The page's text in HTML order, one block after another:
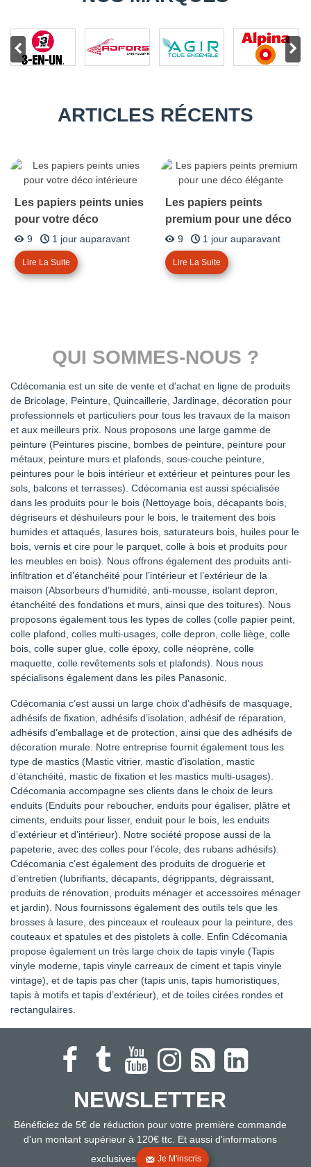
ARTICLES RÉCENTS
Les papiers peints unies
pour votre déco
intérieure
9 1 jour auparavant
Lire La Suite
Les papiers peints
premium pour une déco
élégante
9 1 jour auparavant
Lire La Suite
QUI SOMMES-NOUS ?
Cdécomania est un site de vente et d'achat en ligne de produits
de Bricolage, Peinture, Quincaillerie, Jardinage, décoration pour
professionnels et particuliers pour tous les travaux de la maison
et aux meilleurs prix. Nous proposons une large gamme de
peinture (Peintures piscine, bombes de peinture, peinture pour
métaux, peinture murs et plafonds, sous-couche peinture,
peintures pour le bois intérieur et extérieur et peintures pour les
sols, balcons et terrasses). Cdécomania est aussi spécialisée
dans les produits pour le bois (Nettoyage bois, décapants bois,
dégriseurs et déshuileurs pour le bois, le traitement des bois
humides et attaqués, lasures bois, saturateurs bois, huiles pour le
bois, vernis et cire pour le parquet, colle à bois et produits pour
les meubles en bois). Nous offrons également des produits anti-
infiltration et d’étanchéité pour l’intérieur et l’extérieur de la
maison (Absorbeurs d’humidité, anti-mousse, isolant depron,
étanchéité des fondations et murs, ainsi que des toitures). Nous
proposons également tous les types de colles (colle papier peint,
colle plafond, colles multi-usages, colle depron, colle liège, colle
bois, colle super glue, colle époxy, colle néoprène, colle
maquette, colle revêtements sols et plafonds). Nous nous
spécialisons également dans les piles Panasonic.
Cdécomania c’est aussi un large choix d’adhésifs de masquage,
adhésifs de fixation, adhésifs d’isolation, adhésif de réparation,
adhésifs d’emballage et de protection, ainsi que des adhésifs de
décoration murale. Notre entreprise fournit également tous les
type de mastics (Mastic vitrier, mastic d’isolation, mastic
d’étanchéité, mastic de fixation et les mastics multi-usages).
Cdécomania accompagne ses clients dans le choix de leurs
enduits (Enduits pour reboucher, enduits pour égaliser, plâtre et
ciments, enduits pour lisser, enduit pour le bois, les enduits
d’extérieur et d’intérieur). Notre société propose aussi de la
papeterie, avec des colles pour l’école, des rubans adhésifs).
Cdécomania c’est également des produits de droguerie et
d’entretien (lubrifiants, décapants, dégrippants, dégraissant,
produits de rénovation, produits ménager et accessoires ménager
et jardin). Nous fournissons également des outils tels que les
brosses à lasure, des pinceaux et rouleaux pour la peinture, des
couteaux et spatules et des pistolets à colle. Enfin Cdécomania
propose également un très large choix de tapis vinyle (Tapis
vinyle moderne, tapis vinyle carreaux de ciment et tapis vinyle
vintage), et de tapis pas cher (tapis unis, tapis humoristiques,
tapis à motifs et tapis d’extérieur), et de toiles cirées rondes et
rectangulaires.
NEWSLETTER
Bénéficiez de 5€ de réduction pour votre première commande
d'un montant supérieur à 120€ ttc. Et aussi d'informations
exclusives
Je M'inscris